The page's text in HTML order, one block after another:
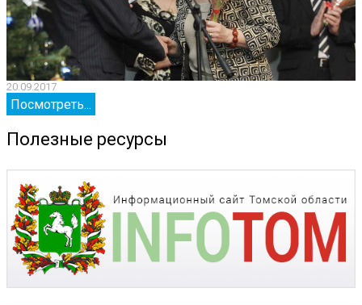
20.09.2017
Посмотреть...
Полезные ресурсы